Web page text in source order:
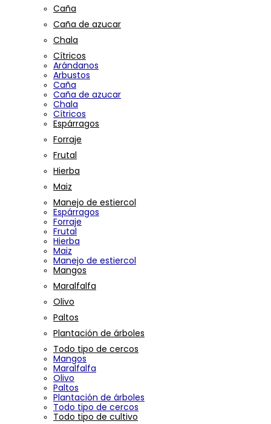
Caña
Caña de azucar
Chala
Cítricos
Arándanos
Arbustos
Caña
Caña de azucar
Chala
Cítricos
Espárragos
Forraje
Frutal
Hierba
Maiz
Manejo de estiercol
Espárragos
Forraje
Frutal
Hierba
Maiz
Manejo de estiercol
Mangos
Maralfalfa
Olivo
Paltos
Plantación de árboles
Todo tipo de cercos
Mangos
Maralfalfa
Olivo
Paltos
Plantación de árboles
Todo tipo de cercos
Todo tipo de cultivo